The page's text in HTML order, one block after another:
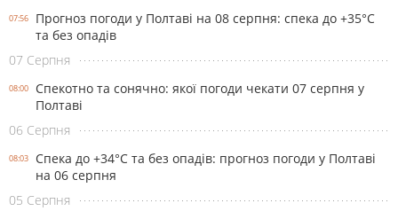
07:56
Прогноз погоди у Полтаві на 08 серпня: спека до +35°С
та без опадів
07 Серпня
08:00
Спекотно та сонячно: якої погоди чекати 07 серпня у
Полтаві
06 Серпня
08:03
Спека до +34°С та без опадів: прогноз погоди у Полтаві
на 06 серпня
05 Серпня